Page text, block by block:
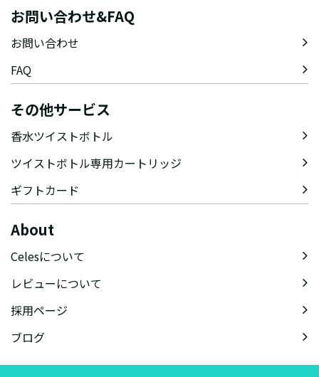
お問い合わせ&FAQ
お問い合わせ
FAQ
その他サービス
香水ツイストボトル
ツイストボトル専用カートリッジ
ギフトカード
About
Celesについて
レビューについて
採用ページ
ブログ